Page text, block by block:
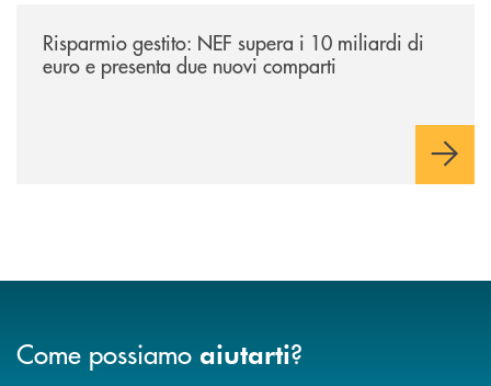
Risparmio gestito: NEF supera i 10 miliardi di
euro e presenta due nuovi comparti
Come possiamo aiutarti?